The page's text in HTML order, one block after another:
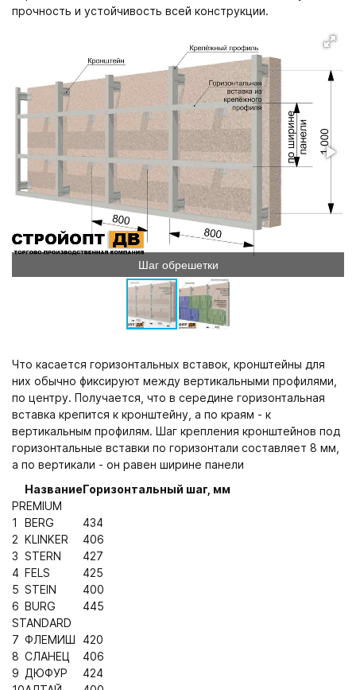
прочность и устойчивость всей конструкции.
Шаг обрешетки
Что касается горизонтальных вставок, кронштейны для
них обычно фиксируют между вертикальными профилями,
по центру. Получается, что в середине горизонтальная
вставка крепится к кронштейну, а по краям - к
вертикальным профилям. Шаг крепления кронштейнов под
горизонтальные вставки по горизонтали составляет 8 мм,
а по вертикали - он равен ширине панели
НазваниеГоризонтальный шаг, мм
PREMIUM
1
BERG
434
2 KLINKER
406
3 STERN
427
4 FELS
425
5 STEIN
400
6 BURG
445
STANDARD
7 ФЛЕМИШ
420
8 СЛАНЕЦ
406
9 ДЮФУР
424